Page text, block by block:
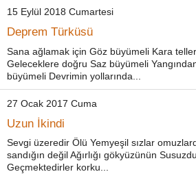
15 Eylül 2018 Cumartesi
Deprem Türküsü
Sana ağlamak için Göz büyümeli Kara
Geleceklere doğru Saz büyümeli
büyümeli Devrimin yollarında...
27 Ocak 2017 Cuma
Uzun İkindi
Sevgi üzeredir Ölü Yemyeşil sızlar
sandığın değil Ağırlığı gökyüzünün
Geçmektedirler korku...